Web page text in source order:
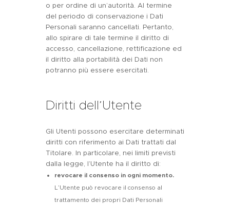
o per ordine di un’autorità. Al termine
del periodo di conservazione i Dati
Personali saranno cancellati. Pertanto,
allo spirare di tale termine il diritto di
accesso, cancellazione, rettificazione ed
il diritto alla portabilità dei Dati non
potranno più essere esercitati.
Diritti dell’Utente
Gli Utenti possono esercitare determinati
diritti con riferimento ai Dati trattati dal
Titolare. In particolare, nei limiti previsti
dalla legge, l’Utente ha il diritto di:
revocare il consenso in ogni momento.
L’Utente può revocare il consenso al
trattamento dei propri Dati Personali